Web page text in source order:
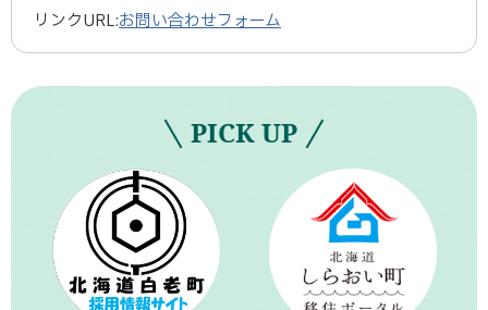
リンクURL:お問い合わせフォーム
PICK UP